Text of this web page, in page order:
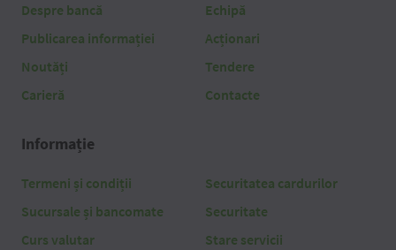
Despre bancă
Publicarea informației
Noutăți
Carieră
Echipă
Acționari
Tendere
Contacte
Informație
Termeni și condiții
Sucursale și bancomate
Curs valutar
Securitatea cardurilor
Securitate
Stare servicii